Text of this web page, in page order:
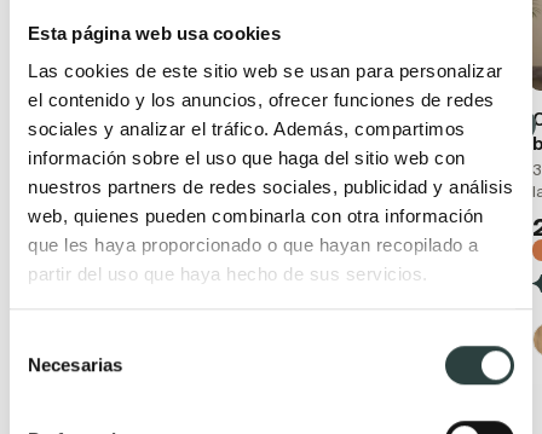
Esta página web usa cookies
Las cookies de este sitio web se usan para personalizar
el contenido y los anuncios, ofrecer funciones de redes
sociales y analizar el tráfico. Además, compartimos
información sobre el uso que haga del sitio web con
nuestros partners de redes sociales, publicidad y análisis
web, quienes pueden combinarla con otra información
que les haya proporcionado o que hayan recopilado a
partir del uso que haya hecho de sus servicios.
Necesarias
Conjunto mueble de
baño moderno
Bruntec Boston
Suspendido con lavabo
cerámico y 2 cajones con
cierre amortiguado
199,43€ 297,66€
Mueble de baño con
encimera de madera
Bruntec Coban
2 cajones + 1 puerta,
suspendido
229,56€337,59€
−32%
(40)